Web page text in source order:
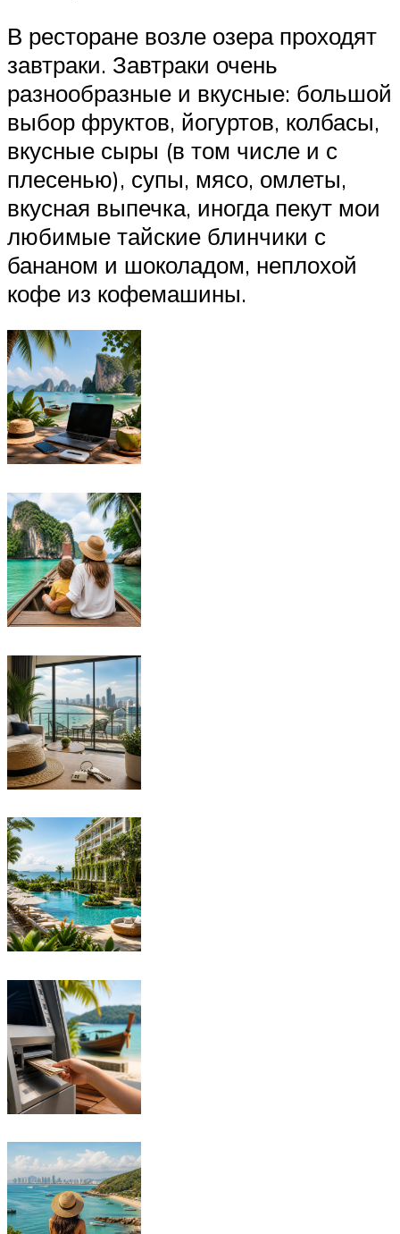
В ресторане возле озера проходят
завтраки. Завтраки очень
разнообразные и вкусные: большой
выбор фруктов, йогуртов, колбасы,
вкусные сыры (в том числе и с
плесенью), супы, мясо, омлеты,
вкусная выпечка, иногда пекут мои
любимые тайские блинчики с
бананом и шоколадом, неплохой
кофе из кофемашины.